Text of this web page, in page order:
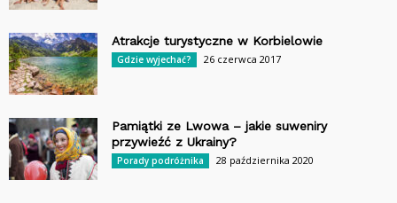
Atrakcje turystyczne w Korbielowie
Gdzie wyjechać? 26 czerwca 2017
Pamiątki ze Lwowa – jakie suweniry
przywieźć z Ukrainy?
Porady podróżnika 28 października 2020